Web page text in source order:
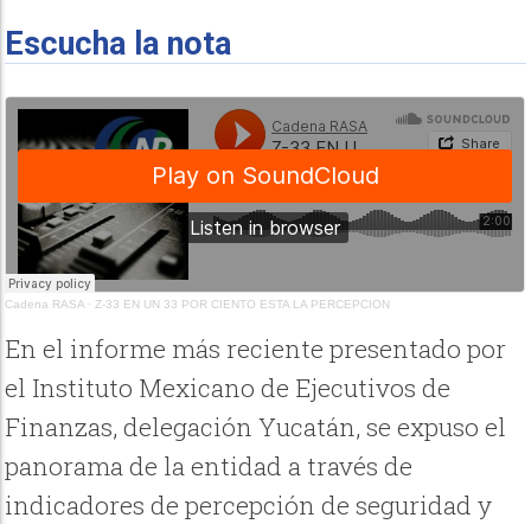
Escucha la nota
Cadena RASA ·Z-33 EN UN 33 POR CIENTO ESTA LA PERCEPCION
En el informe más reciente presentado por
el Instituto Mexicano de Ejecutivos de
Finanzas, delegación Yucatán, se expuso el
panorama de la entidad a través de
indicadores de percepción de seguridad y